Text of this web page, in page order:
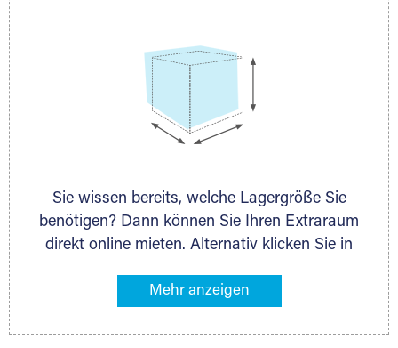
Sie wissen bereits, welche Lagergröße Sie
benötigen? Dann können Sie Ihren Extraraum
direkt online mieten. Alternativ klicken Sie in
Gegenstände an, die Sie einlagern möchten –
ermittelt. Natürlich steht Ihnen Ihr Extraraum